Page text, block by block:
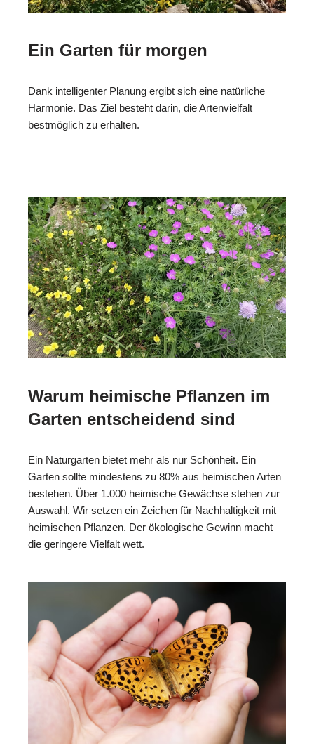
Ein Garten für morgen
Dank intelligenter Planung ergibt sich eine natürliche
Harmonie. Das Ziel besteht darin, die Artenvielfalt
bestmöglich zu erhalten.
Warum heimische Pflanzen im
Garten entscheidend sind
Ein Naturgarten bietet mehr als nur Schönheit. Ein
Garten sollte mindestens zu 80% aus heimischen Arten
bestehen. Über 1.000 heimische Gewächse stehen zur
Auswahl. Wir setzen ein Zeichen für Nachhaltigkeit mit
heimischen Pflanzen. Der ökologische Gewinn macht
die geringere Vielfalt wett.